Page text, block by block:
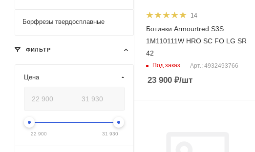
14
Ботинки Armourtred S3S
1M110111W HRO SC FO LG SR
42
Под заказ Арт.: 4932493766
23 900 ₽/шт
Борфрезы твердосплавные
ФИЛЬТР
Цена
22 900 31 930